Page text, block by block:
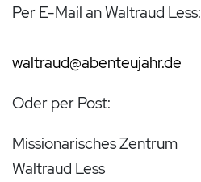
Per E-Mail an Waltraud Less:
waltraud@abenteujahr.de
Oder per Post:
Missionarisches Zentrum
Waltraud Less